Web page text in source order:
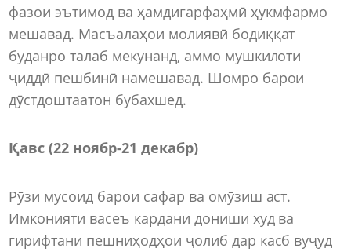
фазои эътимод ва ҳамдигарфаҳмӣ ҳукмфармо
мешавад. Масъалаҳои молиявӣ бодиққат
буданро талаб мекунанд, аммо мушкилоти
ҷиддӣ пешбинӣ намешавад. Шомро барои
дӯстдоштаатон бубахшед.
Қавс (22 ноябр-21 декабр)
Рӯзи мусоид барои сафар ва омӯзиш аст.
Имконияти васеъ кардани дониши худ ва
гирифтани пешниҳодҳои ҷолиб дар касб вуҷуд